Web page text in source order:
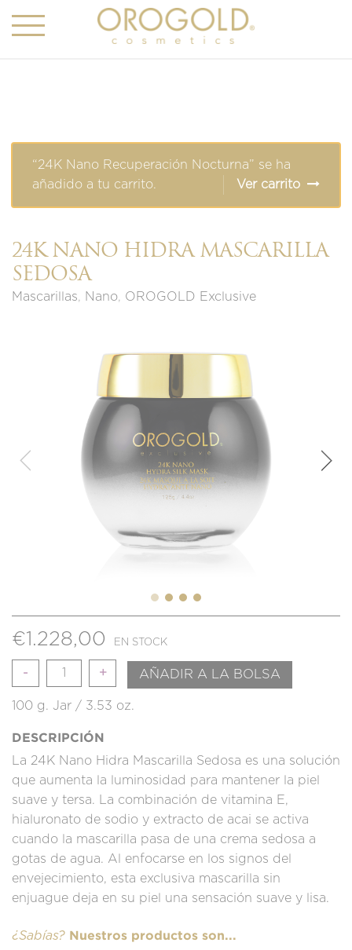
“24K Nano Recuperación Nocturna” se ha
añadido a tu carrito.
Ver carrito
24K NANO HIDRA MASCARILLA
SEDOSA
Mascarillas Nano OROGOLD Exclusive
€1.228,00 EN STOCK
Cantidad AÑADIR A LA BOLSA
100 g. Jar / 3.53 oz.
DESCRIPCIÓN
La 24K Nano Hidra Mascarilla Sedosa es una solución
que aumenta la luminosidad para mantener la piel
suave y tersa. La combinación de vitamina E,
hialuronato de sodio y extracto de acai se activa
cuando la mascarilla pasa de una crema sedosa a
gotas de agua. Al enfocarse en los signos del
envejecimiento, esta exclusiva mascarilla sin
enjuague deja en su piel una sensación suave y lisa.
¿Sabías? Nuestros productos son...